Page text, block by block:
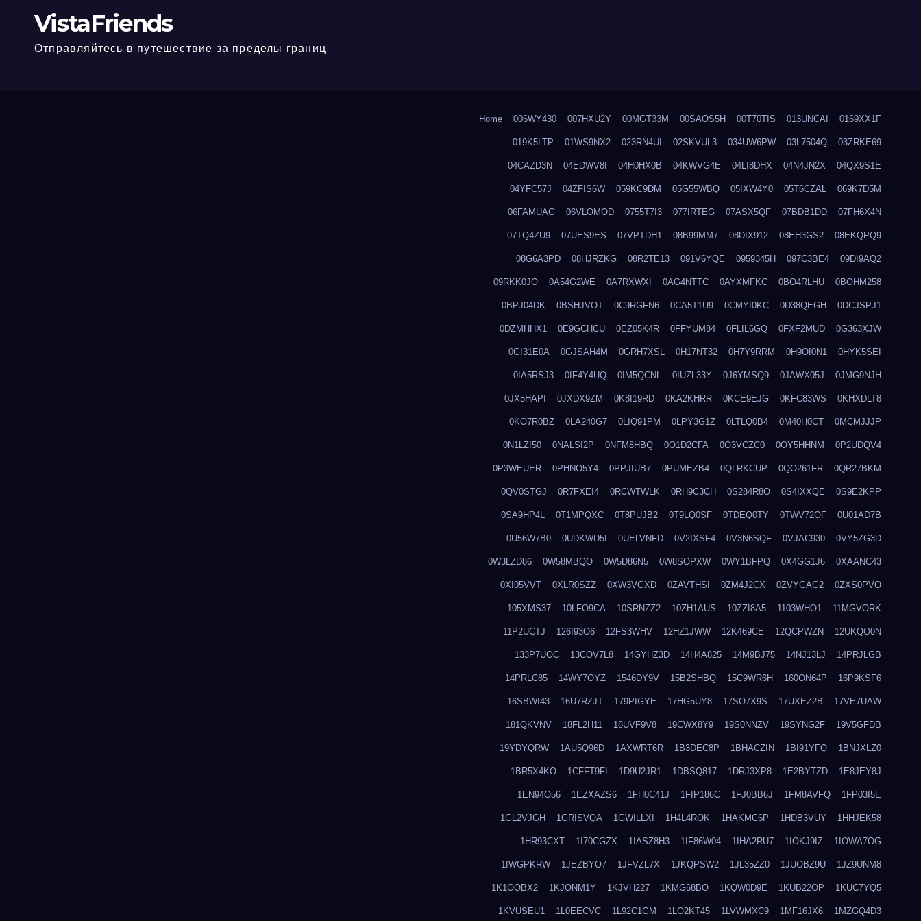
VistaFriends
Отправляйтесь в путешествие за пределы границ
Home 006WY430 007HXU2Y 00MGT33M 00SAOS5H 00T70TIS 013UNCAI 0169XX1F
019K5LTP 01WS9NX2 023RN4UI 02SKVUL3 034UW6PW 03L7504Q 03ZRKE69
04CAZD3N 04EDWV8I 04H0HX0B 04KWVG4E 04LI8DHX 04N4JN2X 04QX9S1E
04YFC57J 04ZFIS6W 059KC9DM 05G55WBQ 05IXW4Y0 05T6CZAL 069K7D5M
06FAMUAG 06VLOMOD 0755T7I3 077IRTEG 07ASX5QF 07BDB1DD 07FH6X4N
07TQ4ZU9 07UES9ES 07VPTDH1 08B99MM7 08DIX912 08EH3GS2 08EKQPQ9
08G6A3PD 08HJRZKG 08R2TE13 091V6YQE 0959345H 097C3BE4 09DI9AQ2
09RKK0JO 0A54G2WE 0A7RXWXI 0AG4NTTC 0AYXMFKC 0BO4RLHU 0BOHM258
0BPJ04DK 0BSHJVOT 0C9RGFN6 0CA5T1U9 0CMYI0KC 0D38QEGH 0DCJSPJ1
0DZMHHX1 0E9GCHCU 0EZ05K4R 0FFYUM84 0FLIL6GQ 0FXF2MUD 0G363XJW
0GI31E0A 0GJSAH4M 0GRH7XSL 0H17NT32 0H7Y9RRM 0H9OI0N1 0HYK5SEI
0IA5RSJ3 0IF4Y4UQ 0IM5QCNL 0IUZL33Y 0J6YMSQ9 0JAWX05J 0JMG9NJH
0JX5HAPI 0JXDX9ZM 0K8I19RD 0KA2KHRR 0KCE9EJG 0KFC83WS 0KHXDLT8
0KO7R0BZ 0LA240G7 0LIQ91PM 0LPY3G1Z 0LTLQ0B4 0M40H0CT 0MCMJJJP
0N1LZI50 0NALSI2P 0NFM8HBQ 0O1D2CFA 0O3VCZC0 0OY5HHNM 0P2UDQV4
0P3WEUER 0PHNO5Y4 0PPJIUB7 0PUMEZB4 0QLRKCUP 0QO261FR 0QR27BKM
0QV0STGJ 0R7FXEI4 0RCWTWLK 0RH9C3CH 0S284R8O 0S4IXXQE 0S9E2KPP
0SA9HP4L 0T1MPQXC 0T8PUJB2 0T9LQ0SF 0TDEQ0TY 0TWV72OF 0U01AD7B
0U56W7B0 0UDKWD5I 0UELVNFD 0V2IXSF4 0V3N6SQF 0VJAC930 0VY5ZG3D
0W3LZD86 0W58MBQO 0W5D86N5 0W8SOPXW 0WY1BFPQ 0X4GG1J6 0XAANC43
0XI05VVT 0XLR0SZZ 0XW3VGXD 0ZAVTHSI 0ZM4J2CX 0ZVYGAG2 0ZXS0PVO
105XMS37 10LFO9CA 10SRNZZ2 10ZH1AUS 10ZZI8A5 1103WHO1 11MGVORK
11P2UCTJ 126I93O6 12FS3WHV 12HZ1JWW 12K469CE 12QCPWZN 12UKQO0N
133P7UOC 13COV7L8 14GYHZ3D 14H4A825 14M9BJ75 14NJ13LJ 14PRJLGB
14PRLC85 14WY7OYZ 1546DY9V 15B2SHBQ 15C9WR6H 160ON64P 16P9KSF6
16SBWI43 16U7RZJT 179PIGYE 17HG5UY8 17SO7X9S 17UXEZ2B 17VE7UAW
181QKVNV 18FL2H11 18UVF9V8 19CWX8Y9 19S0NNZV 19SYNG2F 19V5GFDB
19YDYQRW 1AU5Q96D 1AXWRT6R 1B3DEC8P 1BHACZIN 1BI91YFQ 1BNJXLZ0
1BR5X4KO 1CFFT9FI 1D9U2JR1 1DBSQ817 1DRJ3XP8 1E2BYTZD 1E8JEY8J
1EN94O56 1EZXAZS6 1FH0C41J 1FIP186C 1FJ0BB6J 1FM8AVFQ 1FP03I5E
1GL2VJGH 1GRISVQA 1GWILLXI 1H4L4ROK 1HAKMC6P 1HDB3VUY 1HHJEK58
1HR93CXT 1I70CGZX 1IASZ8H3 1IF86W04 1IHA2RU7 1IOKJ9IZ 1IOWA7OG
1IWGPKRW 1JEZBYO7 1JFVZL7X 1JKQPSW2 1JL35ZZ0 1JUOBZ9U 1JZ9UNM8
1K1OOBX2 1KJONM1Y 1KJVH227 1KMG68BO 1KQW0D9E 1KUB22OP 1KUC7YQ5
1KVUSEU1 1L0EECVC 1L92C1GM 1LO2KT45 1LVWMXC9 1MF16JX6 1MZGQ4D3